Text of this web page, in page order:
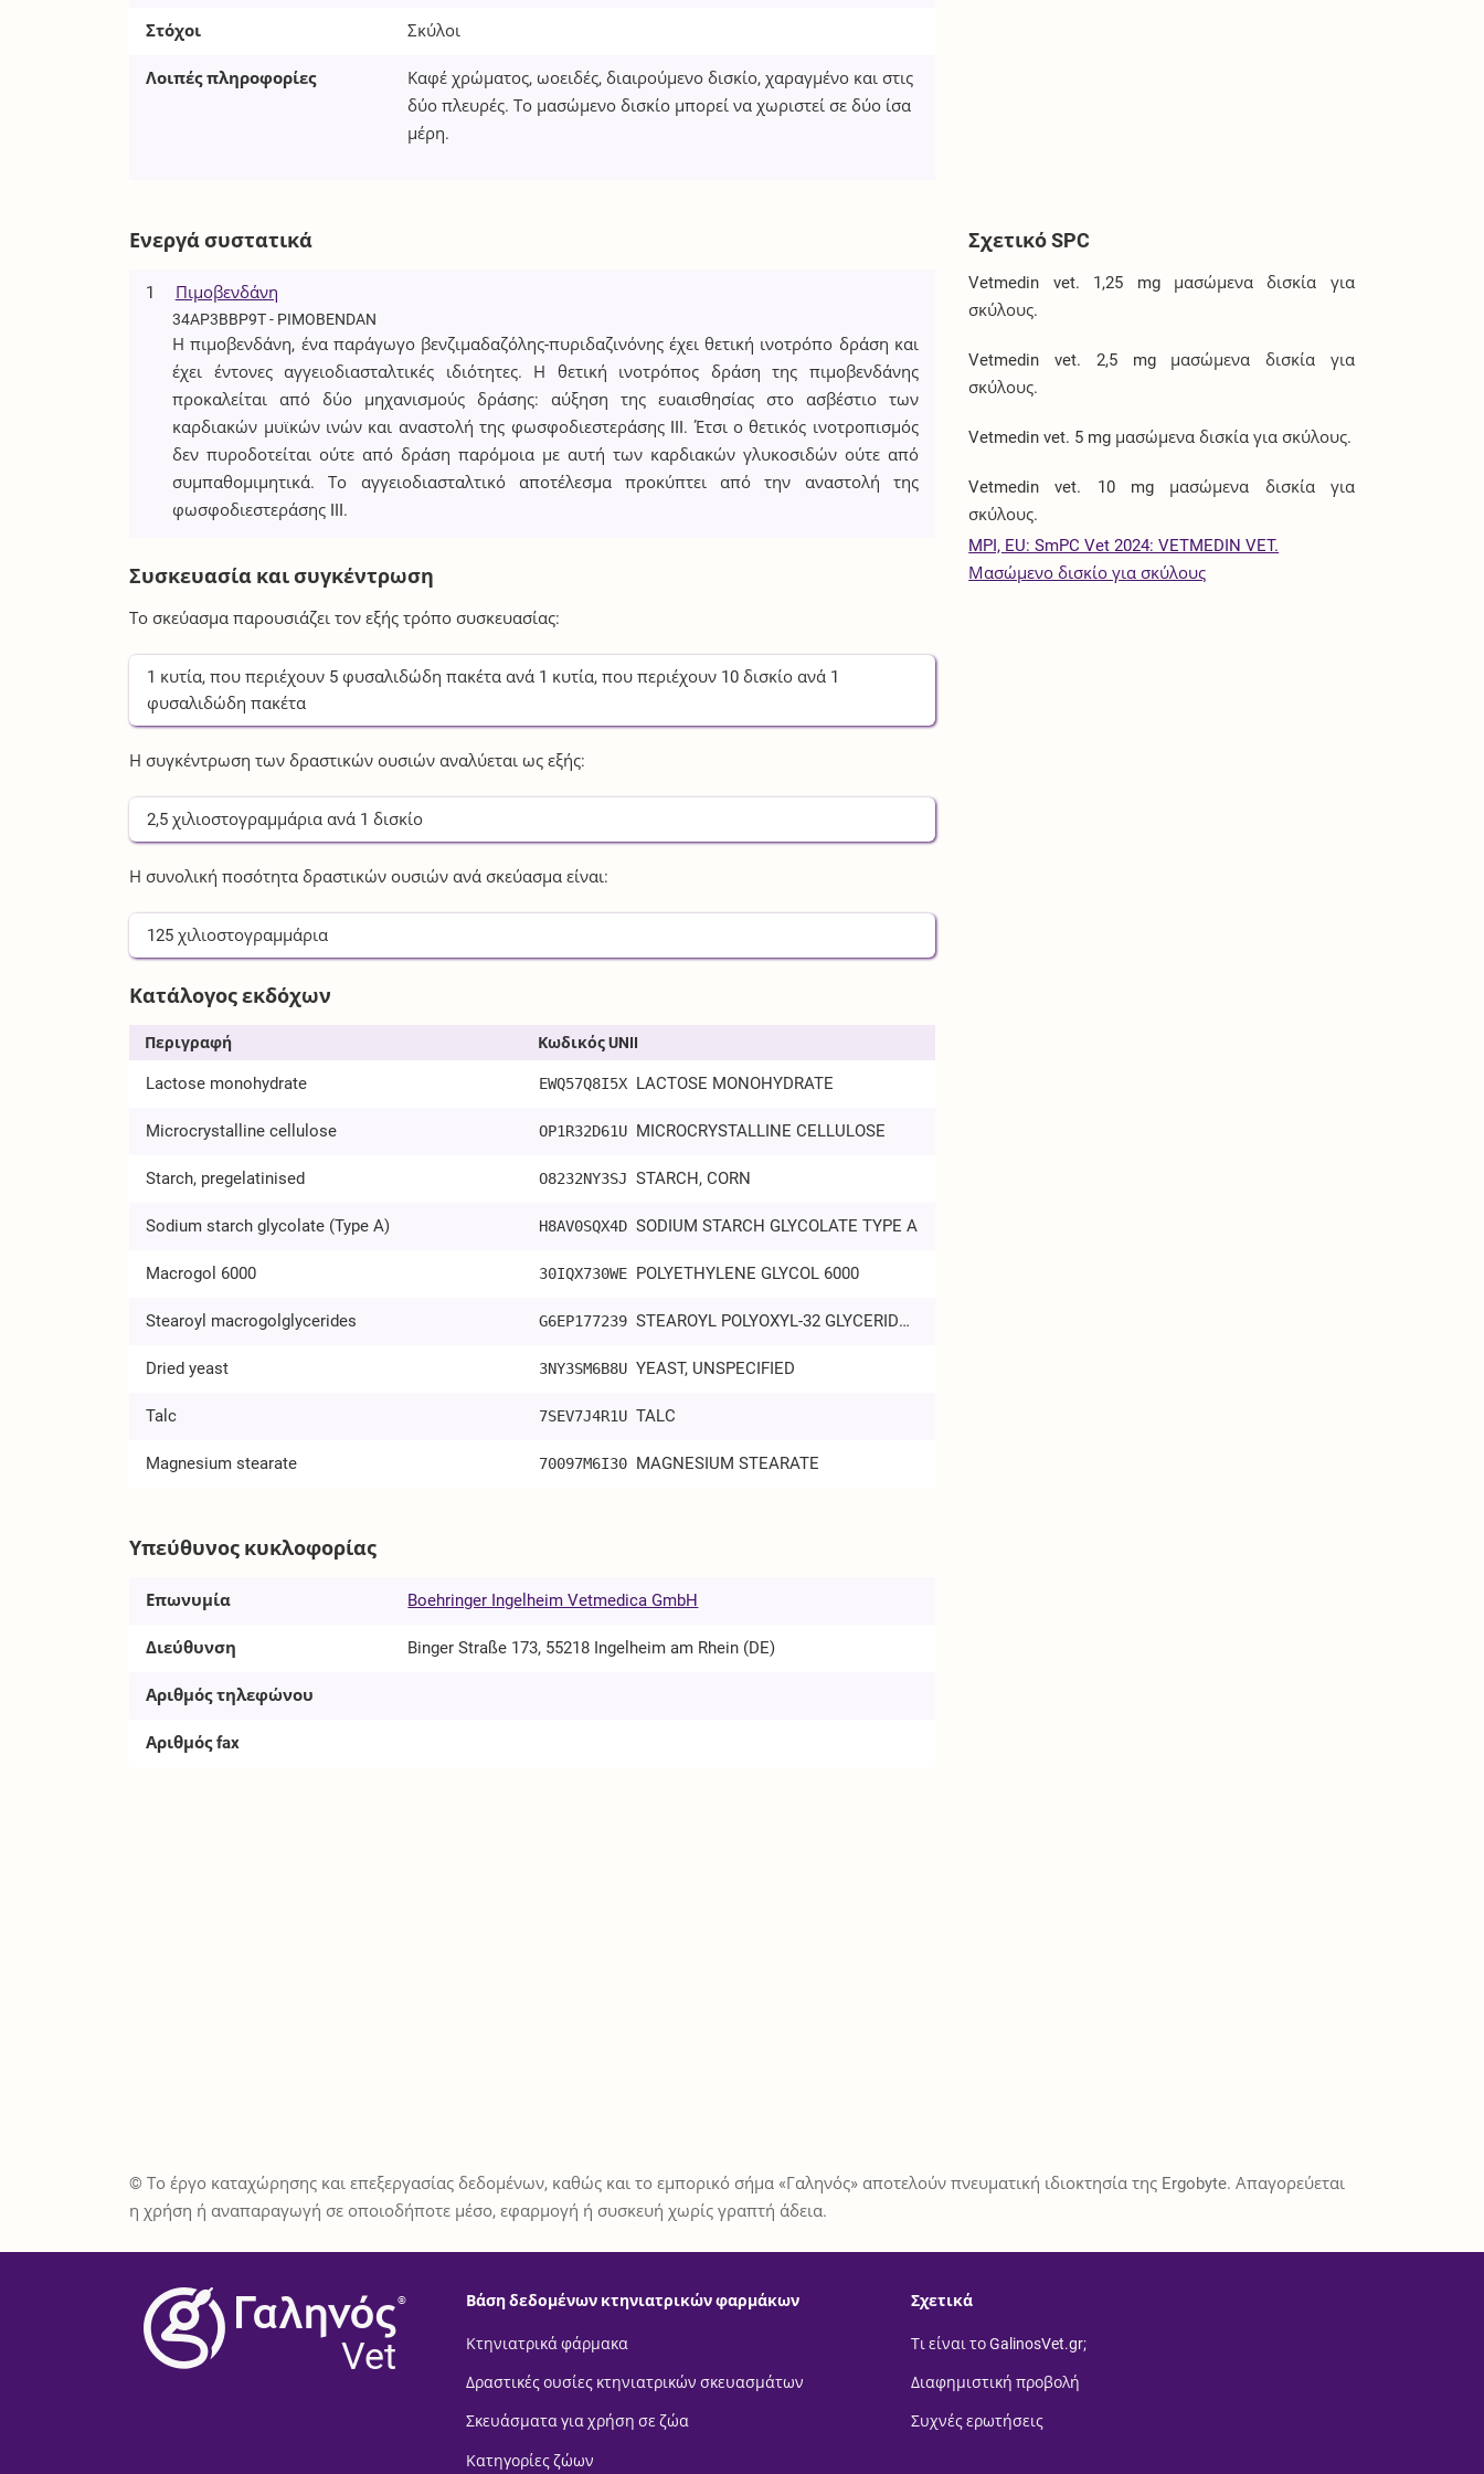
Στόχοι Σκύλοι
Λοιπές πληροφορίες
Καφέ χρώματος, ωοειδές, διαιρούμενο δισκίο, χαραγμένο και στις
δύο πλευρές. Το μασώμενο δισκίο μπορεί να χωριστεί σε δύο ίσα
μέρη.
Ενεργά συστατικά
1 Πιμοβενδάνη
34AP3BBP9T - PIMOBENDAN
Η πιμοβενδάνη, ένα παράγωγο βενζιμαδαζόλης-πυριδαζινόνης έχει θετική ινοτρόπο δράση και
έχει έντονες αγγειοδιασταλτικές ιδιότητες. Η θετική ινοτρόπος δράση της πιμοβενδάνης
προκαλείται από δύο μηχανισμούς δράσης: αύξηση της ευαισθησίας στο ασβέστιο των
καρδιακών μυϊκών ινών και αναστολή της φωσφοδιεστεράσης III. Έτσι ο θετικός ινοτροπισμός
δεν πυροδοτείται ούτε από δράση παρόμοια με αυτή των καρδιακών γλυκοσιδών ούτε από
συμπαθομιμητικά. Το αγγειοδιασταλτικό αποτέλεσμα προκύπτει από την αναστολή της
φωσφοδιεστεράσης III.
Συσκευασία και συγκέντρωση
Το σκεύασμα παρουσιάζει τον εξής τρόπο συσκευασίας:
1 κυτία, που περιέχουν 5 φυσαλιδώδη πακέτα ανά 1 κυτία, που περιέχουν 10 δισκίο ανά 1
φυσαλιδώδη πακέτα
Η συγκέντρωση των δραστικών ουσιών αναλύεται ως εξής:
2,5 χιλιοστογραμμάρια ανά 1 δισκίο
Η συνολική ποσότητα δραστικών ουσιών ανά σκεύασμα είναι:
125 χιλιοστογραμμάρια
Κατάλογος εκδόχων
Περιγραφή Κωδικός UNII
Lactose monohydrate EWQ57Q8I5X LACTOSE MONOHYDRATE
Microcrystalline cellulose OP1R32D61U MICROCRYSTALLINE CELLULOSE
Starch, pregelatinised O8232NY3SJ STARCH, CORN
Sodium starch glycolate (Type A) H8AV0SQX4D SODIUM STARCH GLYCOLATE TYPE A
Macrogol 6000 30IQX730WE POLYETHYLENE GLYCOL 6000
Stearoyl macrogolglycerides G6EP177239 STEAROYL POLYOXYL-32 GLYCERIDES
Dried yeast 3NY3SM6B8U YEAST, UNSPECIFIED
Talc 7SEV7J4R1U TALC
Magnesium stearate 70097M6I30 MAGNESIUM STEARATE
Σχετικό SPC
Vetmedin vet. 1,25 mg μασώμενα δισκία για
σκύλους.
Vetmedin vet. 2,5 mg μασώμενα δισκία για
σκύλους.
Vetmedin vet. 5 mg μασώμενα δισκία για σκύλους.
Vetmedin vet. 10 mg μασώμενα δισκία για
σκύλους.
MPI, EU: SmPC Vet 2024: VETMEDIN VET.
Μασώμενο δισκίο για σκύλους
Υπεύθυνος κυκλοφορίας
Επωνυμία Boehringer Ingelheim Vetmedica GmbH
Διεύθυνση Binger Straße 173, 55218 Ingelheim am Rhein (DE)
Αριθμός τηλεφώνου
Αριθμός fax
© Το έργο καταχώρησης και επεξεργασίας δεδομένων, καθώς και το εμπορικό σήμα «Γαληνός» αποτελούν πνευματική ιδιοκτησία της Ergobyte. Απαγορεύεται
η χρήση ή αναπαραγωγή σε οποιοδήποτε μέσο, εφαρμογή ή συσκευή χωρίς γραπτή άδεια.
®
Vet
Βάση δεδομένων κτηνιατρικών φαρμάκων
Κτηνιατρικά φάρμακα
Δραστικές ουσίες κτηνιατρικών σκευασμάτων
Σκευάσματα για χρήση σε ζώα
Κατηγορίες ζώων
Σχετικά
Τι είναι το GalinosVet.gr;
Διαφημιστική προβολή
Συχνές ερωτήσεις